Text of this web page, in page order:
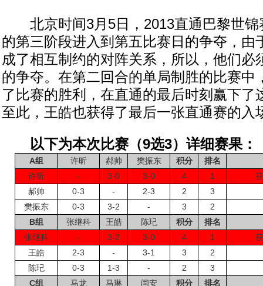
北京时间3月5日，2013直通巴黎世锦
的第三阶段进入到第五比赛日的争夺，由
成了相互制约的对阵关系，所以，他们必
的争夺。在第二回合的单局制胜的比赛中
了比赛的胜利，在直通的最后时刻赢下了
至此，王皓也获得了最后一张直通赛的入
以下为本次比赛（9选3）详细赛果：
A组 许昕 郝帅 樊振东 积分
排名
许昕
- 3-0 3-0 4 1
郝帅
0-3 - 2-3 2
3
樊振东
0-3 3-2 - 3
2
B组
张继科 王皓 陈玘 积分
排名
张继科
- 3-2 3-0 4 1
王皓
2-3 - 3-1 3
2
陈玘
0-3 1-3 - 2
3
C组
马龙 马琳 闫安 积分
排名